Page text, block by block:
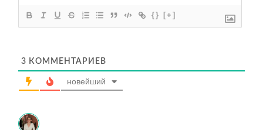
{} [+]
3 КОММЕНТАРИЕВ
новейший